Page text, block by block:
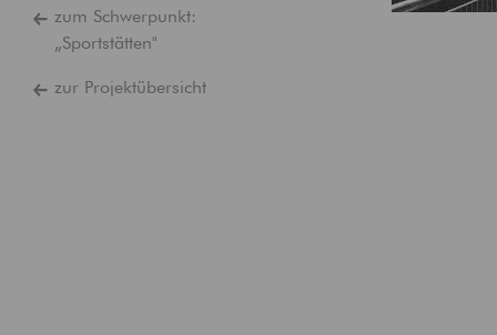
zum Schwerpunkt:
„Sportstätten"
zur Projektübersicht